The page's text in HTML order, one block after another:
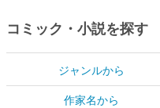
コミック・小説を探す
ジャンルから
作家名から